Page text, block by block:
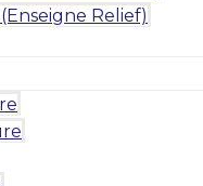
Relief)